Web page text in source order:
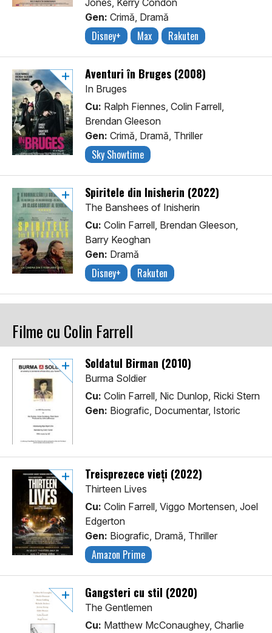
Jones, Kerry Condon
Gen: Crimă, Dramă
Disney+ Max Rakuten
Aventuri în Bruges (2008)
In Bruges
Cu: Ralph Fiennes, Colin Farrell,
Brendan Gleeson
Gen: Crimă, Dramă, Thriller
Sky Showtime
Spiritele din Inisherin (2022)
The Banshees of Inisherin
Cu: Colin Farrell, Brendan Gleeson,
Barry Keoghan
Gen: Dramă
Disney+ Rakuten
Filme cu Colin Farrell
Soldatul Birman (2010)
Burma Soldier
Cu: Colin Farrell, Nic Dunlop, Ricki Stern
Gen: Biografic, Documentar, Istoric
Treisprezece vieți (2022)
Thirteen Lives
Cu: Colin Farrell, Viggo Mortensen, Joel
Edgerton
Gen: Biografic, Dramă, Thriller
Amazon Prime
Gangsteri cu stil (2020)
The Gentlemen
Cu: Matthew McConaughey, Charlie